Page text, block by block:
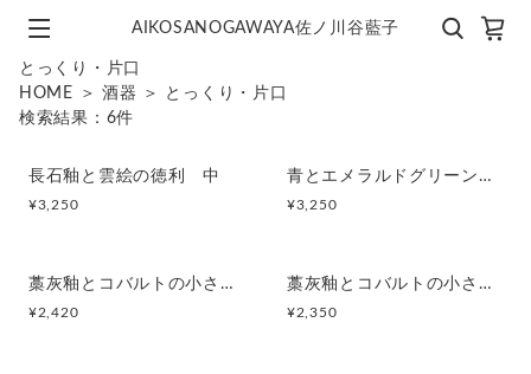
AIKOSANOGAWAYA佐ノ川谷藍子
とっくり・片口
HOME ＞ 酒器 ＞
とっくり・片口
検索結果： 6件
長石釉と雲絵の徳利 中
¥3,250
青とエメラルドグリーンの流れ 徳利(白)
¥3,250
藁灰釉とコバルトの小さな徳利
¥2,420
藁灰釉とコバルトの小さな徳利
¥2,350